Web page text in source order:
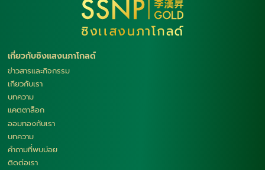
เกี่ยวกับซิงแสงนภาโกลด์
ข่าวสารและกิจกรรม
เกียวกับเรา
บทความ
แคตตาล็อก
ออมทองกับเรา
บทความ
คำถามที่พบบ่อย
ติดต่อเรา